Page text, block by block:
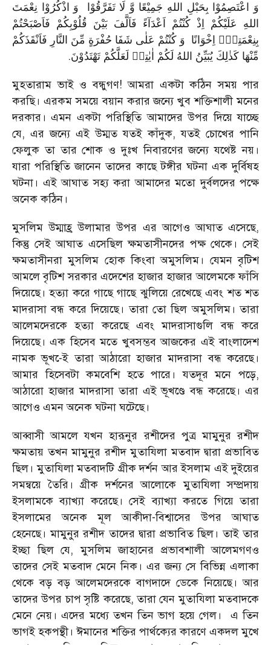
وَ اعْتَصِمُوْا بِحَبْلِ اللهِ جَمِیْعًا وَّ لَا تَفَرَّقُوْا وَ اذْكُرُوْا نِعْمَتَ
اللهِ عَلَیْكُمْ اِذْ كُنْتُمْ اَعْدَآءً فَاَلَّفَ بَیْنَ قُلُوْبِكُمْ فَاَصْبَحْتُمْ
بِنِعْمَتِهٖۤ اِخْوَانًا وَ كُنْتُمْ عَلٰی شَفَا حُفْرَةٍ مِّنَ النَّارِ فَاَنْقَذَكُمْ
مِّنْهَا كَذٰلِكَ یُبَیِّنُ اللهُ لَكُمْ اٰیٰتِهٖ لَعَلَّكُمْ تَهْتَدُوْنَ.
মুহতারাম ভাই ও বন্ধুগণ! আমরা একটা কঠিন সময় পার
করছি। এরকম সময়ে বয়ান করার জন্যে খুব শক্তিশালী মনের
দরকার। এমন একটা পরিস্থিতি আমাদের উপর দিয়ে যাচ্ছে
যে, এর জন্যে এই উম্মত যতই কাঁদুক, যতই চোখের পানি
ফেলুক তা তার শোক ও দুঃখ নিবারণের জন্যে যথেষ্ট নয়।
যারা পরিস্থিতি জানেন তাদের কাছে টঙ্গীর ঘটনা এক দুর্বিষহ
ঘটনা। এই আঘাত সহ্য করা আমাদের মতো দুর্বলদের পক্ষে
অনেক কঠিন।
মুসলিম উম্মাহ্র উলামার উপর এর আগেও আঘাত এসেছে,
কিন্তু সেই আঘাত এসেছিল ক্ষমতাসীনদের পক্ষ থেকে। সেই
ক্ষমতাসীনরা মুসলিম হোক কিংবা অমুসলিম। যেমন বৃটিশ
আমলে বৃটিশ সরকার এদেশের হাজার হাজার আলেমকে ফাঁসি
দিয়েছে। হত্যা করে গাছে গাছে ঝুলিয়ে রেখেছে এবং শত শত
মাদরাসা বন্ধ করে দিয়েছে। তারা তো ছিল অমুসলিম। তারা
আলেমদেরকে হত্যা করেছে এবং মাদরাসাগুলি বন্ধ করে
দিয়েছে। এক হিসেব মতে খুবসম্ভব আজকের এই বাংলাদেশ
নামক ভূখ-েই তারা আঠারো হাজার মাদরাসা বন্ধ করেছে।
আমার হিসেবটা কমবেশি হতে পারে। যতদূর মনে পড়ে,
আঠারো হাজার মাদরাসা তারা এই ভূখণ্ডে বন্ধ করেছে। এর
আগেও এমন অনেক ঘটনা ঘটেছে।
আব্বাসী আমলে যখন হারূনুর রশীদের পুত্র মামুনুর রশীদ
ক্ষমতায় তখন মামুনুর রশীদ মুতাযিলা মতবাদ দ্বারা প্রভাবিত
ছিল। মুতাযিলা মতবাদটি গ্রীক দর্শন আর ইসলাম এই দুইয়ের
সমন্বয়ে তৈরি। গ্রীক দর্শনের আলোকে মুতাযিলা সম্প্রদায়
ইসলামকে ব্যাখ্যা করেছে। সেই ব্যাখ্যা করতে গিয়ে তারা
ইসলামের অনেক মূল আকীদা-বিশ্বাসের উপর আঘাত
হেনেছে। মামুনুর রশীদ তাদের দ্বারা প্রভাবিত ছিল। তাই তার
ইচ্ছা ছিল যে, মুসলিম জাহানের প্রভাবশালী আলেমগণও
তাদের সেই মতবাদ মেনে নিক। এর জন্য সে বিভিন্ন এলাকা
থেকে বড় বড় আলেমদেরকে বাগদাদে ডেকে নিয়েছে। আর
তাদের উপর চাপ সৃষ্টি করেছে, তারা যেন মুতাযিলা মতবাদকে
মেনে নেয়। এদের মধ্যে তখন তিন ভাগ হয়ে গেল। এ তিন
ভাগই হকপন্থী। ঈমানের শক্তির পার্থক্যের কারণে একদল মুখে